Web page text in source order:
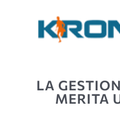
LA
MERITA